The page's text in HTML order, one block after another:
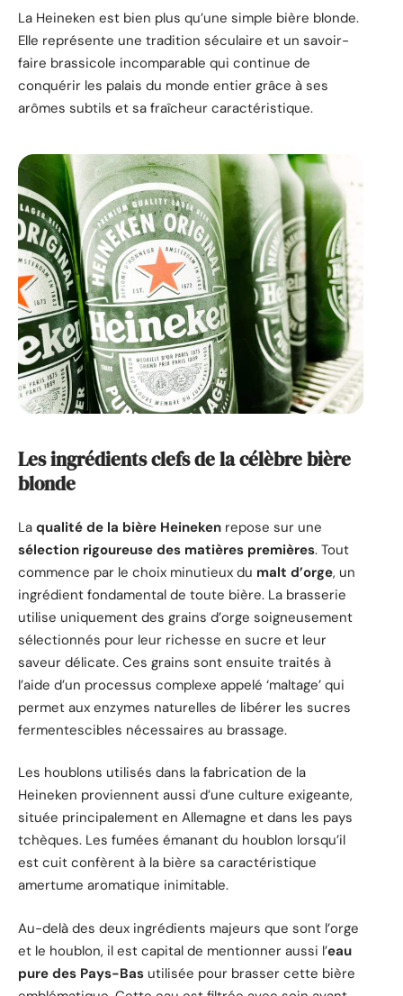
La Heineken est bien plus qu’une simple bière blonde.
Elle représente une tradition séculaire et un savoir-
faire brassicole incomparable qui continue de
conquérir les palais du monde entier grâce à ses
arômes subtils et sa fraîcheur caractéristique.
Les ingrédients clefs de la célèbre bière
blonde
La qualité de la bière Heineken repose sur une
sélection rigoureuse des matières premières. Tout
commence par le choix minutieux du malt d’orge, un
ingrédient fondamental de toute bière. La brasserie
utilise uniquement des grains d’orge soigneusement
sélectionnés pour leur richesse en sucre et leur
saveur délicate. Ces grains sont ensuite traités à
l’aide d’un processus complexe appelé ‘maltage’ qui
permet aux enzymes naturelles de libérer les sucres
fermentescibles nécessaires au brassage.
Les houblons utilisés dans la fabrication de la
Heineken proviennent aussi d’une culture exigeante,
située principalement en Allemagne et dans les pays
tchèques. Les fumées émanant du houblon lorsqu’il
est cuit confèrent à la bière sa caractéristique
amertume aromatique inimitable.
Au-delà des deux ingrédients majeurs que sont l’orge
et le houblon, il est capital de mentionner aussi l’eau
pure des Pays-Bas utilisée pour brasser cette bière